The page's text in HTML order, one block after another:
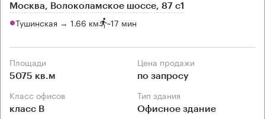
Москва, Волоколамское шоссе, 87 с1
Тушинская → 1.66 км ~17 мин
Площади
5075 кв.м
Цена продажи
по запросу
Класс офисов
класс B
Тип здания
Офисное здание